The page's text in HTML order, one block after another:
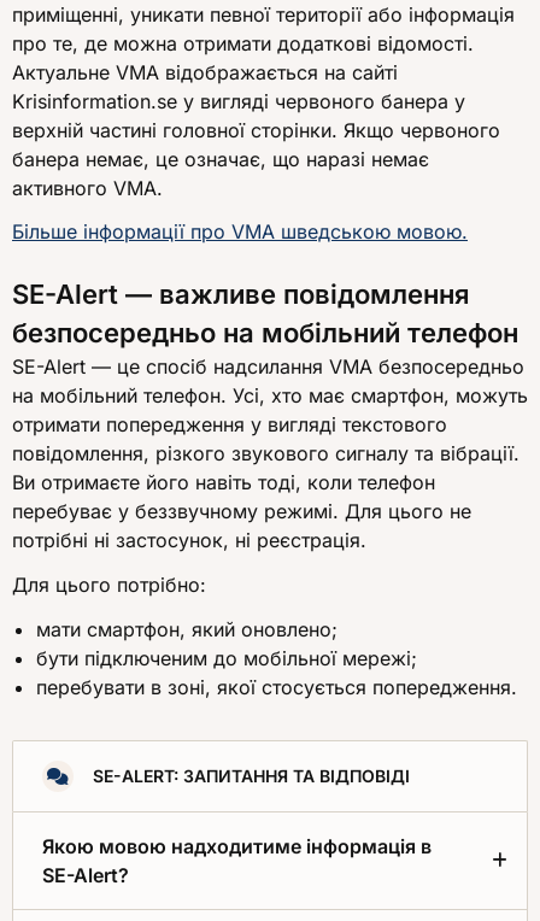
приміщенні, уникати певної території або інформація
про те, де можна отримати додаткові відомості.
Актуальне VMA відображається на сайті
Krisinformation.se у вигляді червоного банера у
верхній частині головної сторінки. Якщо червоного
банера немає, це означає, що наразі немає
активного VMA.
Більше інформації про VMA шведською мовою.
SE-Alert — важливе повідомлення
безпосередньо на мобільний телефон
SE-Alert — це спосіб надсилання VMA безпосередньо
на мобільний телефон. Усі, хто має смартфон, можуть
отримати попередження у вигляді текстового
повідомлення, різкого звукового сигналу та вібрації.
Ви отримаєте його навіть тоді, коли телефон
перебуває у беззвучному режимі. Для цього не
потрібні ні застосунок, ні реєстрація.
Для цього потрібно:
мати смартфон, який оновлено;
бути підключеним до мобільної мережі;
перебувати в зоні, якої стосується попередження.
SE-ALERT: ЗАПИТАННЯ ТА ВІДПОВІДІ
Якою мовою надходитиме інформація в
SE-Alert?